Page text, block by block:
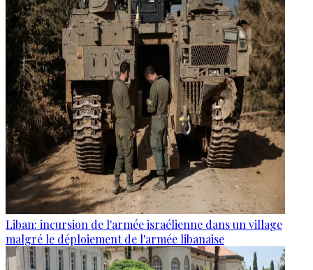
Liban: incursion de l'armée israélienne dans un village
malgré le déploiement de l'armée libanaise